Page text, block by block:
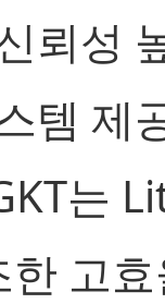
뢰성
템 제
는
고효